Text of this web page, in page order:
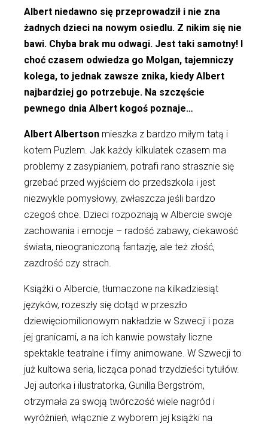
Albert niedawno się przeprowadził i nie zna
żadnych dzieci na nowym osiedlu. Z nikim się nie
bawi. Chyba brak mu odwagi. Jest taki samotny! I
choć czasem odwiedza go Molgan, tajemniczy
kolega, to jednak zawsze znika, kiedy Albert
najbardziej go potrzebuje. Na szczęście
pewnego dnia Albert kogoś poznaje…
Albert Albertson mieszka z bardzo miłym tatą i
kotem Puzlem. Jak każdy kilkulatek czasem ma
problemy z zasypianiem, potrafi rano strasznie się
grzebać przed wyjściem do przedszkola i jest
niezwykle pomysłowy, zwłaszcza jeśli bardzo
czegoś chce. Dzieci rozpoznają w Albercie swoje
zachowania i emocje – radość zabawy, ciekawość
świata, nieograniczoną fantazję, ale też złość,
zazdrość czy strach.
Książki o Albercie, tłumaczone na kilkadziesiąt
języków, rozeszły się dotąd w przeszło
dziewięciomilionowym nakładzie w Szwecji i poza
jej granicami, a na ich kanwie powstały liczne
spektakle teatralne i filmy animowane. W Szwecji to
już kultowa seria, licząca ponad trzydzieści tytułów.
Jej autorka i ilustratorka, Gunilla Bergström,
otrzymała za swoją twórczość wiele nagród i
wyróżnień, włącznie z wyborem jej książki na